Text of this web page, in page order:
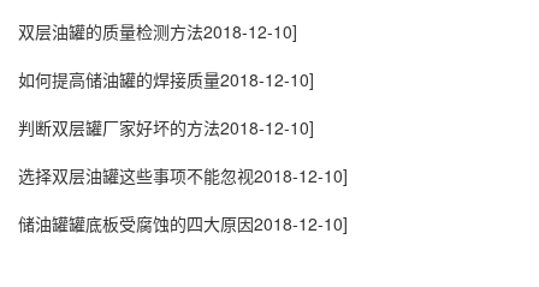
双层油罐的质量检测方法2018-12-10]
如何提高储油罐的焊接质量2018-12-10]
判断双层罐厂家好坏的方法2018-12-10]
选择双层油罐这些事项不能忽视2018-12-10]
储油罐罐底板受腐蚀的四大原因2018-12-10]